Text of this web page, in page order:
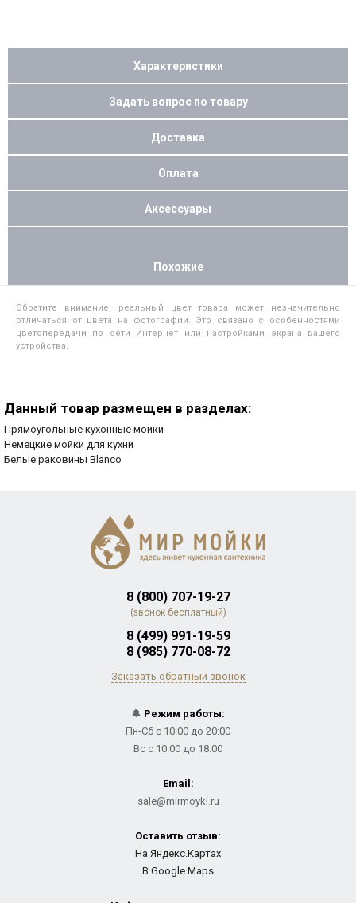
Характеристики
Задать вопрос по товару
Доставка
Оплата
Аксессуары
Похожие
Обратите внимание, реальный цвет товара может незначительно
отличаться от цвета на фотографии. Это связано с особенностями
цветопередачи по сети Интернет или настройками экрана вашего
устройства.
Данный товар размещен в разделах:
Прямоугольные кухонные мойки
Немецкие мойки для кухни
Белые раковины Blanco
8 (800) 707-19-27
(звонок бесплатный)
8 (499) 991-19-59
8 (985) 770-08-72
Заказать обратный звонок
🔔 Режим работы:
Пн-Сб с 10:00 до 20:00
Вс с 10:00 до 18:00
Email:
sale@mirmoyki.ru
Оставить отзыв:
На Яндекс.Картах
В Google Maps